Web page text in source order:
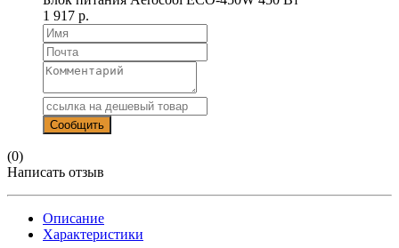
1 917 р.
(0)
Написать отзыв
Описание
Характеристики